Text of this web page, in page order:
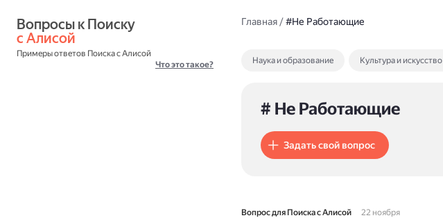
с Алисой
Примеры ответов Поиска с Алисой
Что это такое?
Главная/#Не Работающие
Наука и образование Культура и искусство
# Не Работающие
Задать свой вопрос
Вопрос для Поиска с Алисой
22 ноября